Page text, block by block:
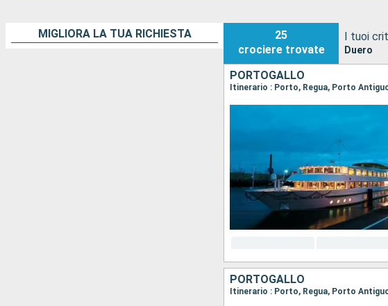
MIGLIORA LA TUA RICHIESTA
25
crociere trovate
I tuoi
Duero
PORTOGALLO
Itinerario : Porto, Regua, Porto
PORTOGALLO
Itinerario : Porto, Regua, Porto